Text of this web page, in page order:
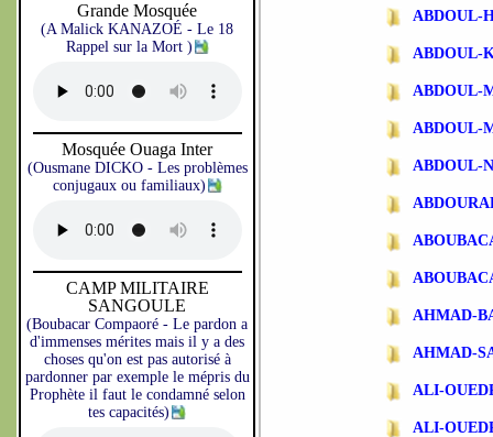
Grande Mosquée
(A Malick KANAZOÉ - Le 18
Rappel sur la Mort )
Mosquée Ouaga Inter
(Ousmane DICKO - Les problèmes
conjugaux ou familiaux)
CAMP MILITAIRE
SANGOULE
(Boubacar Compaoré - Le pardon a
d'immenses mérites mais il y a des
choses qu'on est pas autorisé à
pardonner par exemple le mépris du
Prophète il faut le condamné selon
tes capacités)
ABDOUL-
ABDOUL-
ABDOUL-
ABDOUL-
ABDOUL-
AHMAD-
AHMAD-
ALI-
ALI-